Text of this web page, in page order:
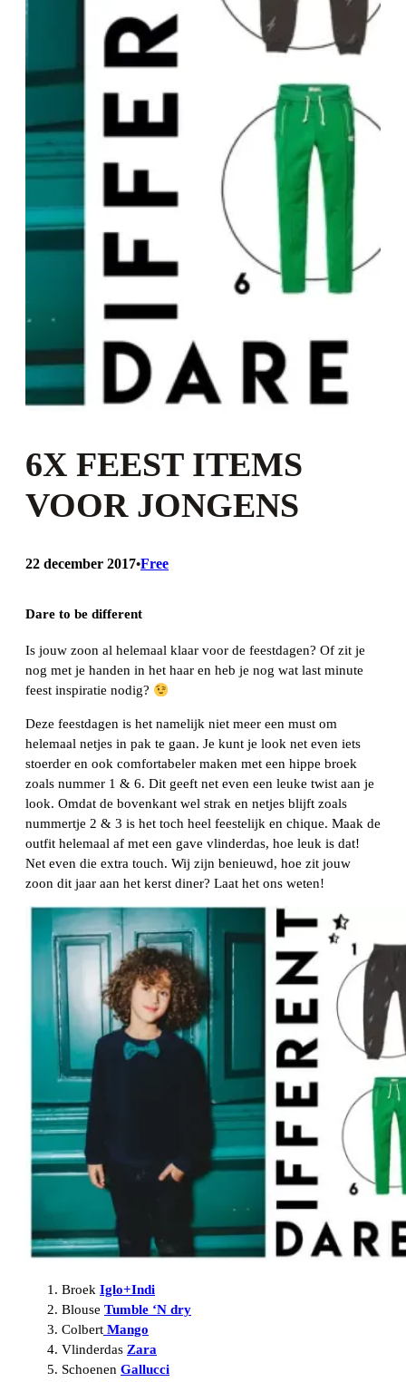
6X FEEST ITEMS
VOOR JONGENS
22 december 2017•Free
Dare to be different
Is jouw zoon al helemaal klaar voor de feestdagen? Of zit je
nog met je handen in het haar en heb je nog wat last minute
feest inspiratie nodig?
Deze feestdagen is het namelijk niet meer een must om
helemaal netjes in pak te gaan. Je kunt je look net even iets
stoerder en ook comfortabeler maken met een hippe broek
zoals nummer 1 & 6. Dit geeft net even een leuke twist aan je
look. Omdat de bovenkant wel strak en netjes blijft zoals
nummertje 2 & 3 is het toch heel feestelijk en chique. Maak de
outfit helemaal af met een gave vlinderdas, hoe leuk is dat!
Net even die extra touch. Wij zijn benieuwd, hoe zit jouw
zoon dit jaar aan het kerst diner? Laat het ons weten!
Broek Iglo+Indi
Blouse Tumble ‘N dry
Colbert Mango
Vlinderdas Zara
Schoenen Gallucci